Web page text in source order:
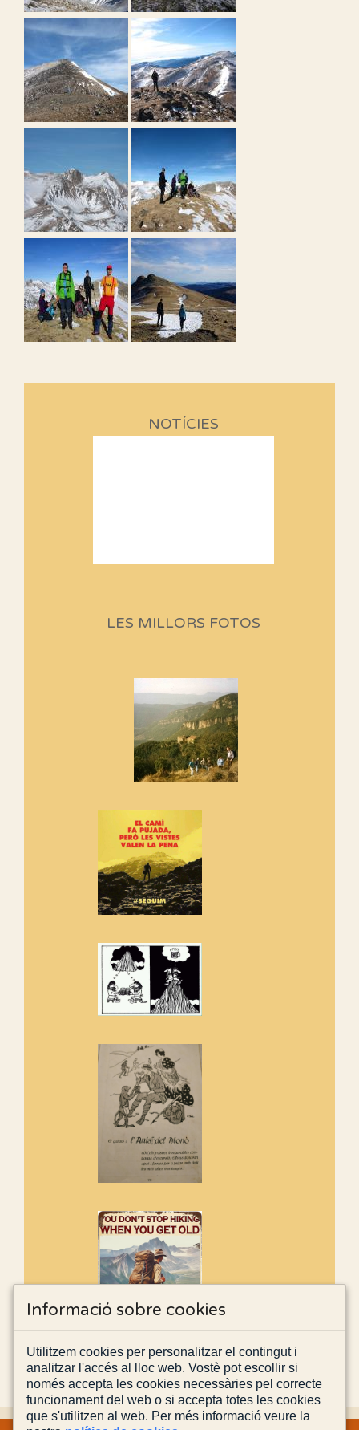
NOTÍCIES
programació d'aquest any
Si no podem caminar, alguna
cosa hem de fer...
Els Centpeus signen el
Manifest a favor dels Camins
adhereix-te al manifest!
Rebem un diploma dels
Amics de Sant Aniol d'Aguja
Els Centpeus estem implicats
de l'entorn de Sant Aniol
LES MILLORS FOTOS
Informació sobre cookies
Utilitzem cookies per personalitzar el contingut i
analitzar l'accés al lloc web. Vostè pot escollir si
només accepta les cookies necessàries pel correcte
funcionament del web o si accepta totes les cookies
que s'utilitzen al web. Per més informació veure la